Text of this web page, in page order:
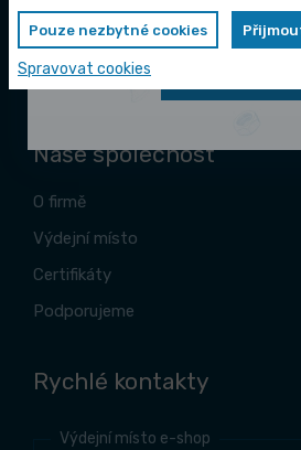
Proč se registrovat
Katalogy ke stažení
Naše společnost
O firmě
Výdejní místo
Certifikáty
Podporujeme
Rychlé kontakty
Výdejní místo e-shop
Pouze nezbytné cookies
Spravovat cookies